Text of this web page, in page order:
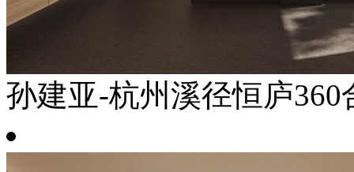
孙建亚-杭州溪径恒庐360